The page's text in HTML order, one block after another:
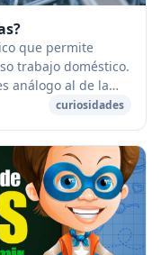
que permite
trabajo doméstico.
análogo al de la
curiosidades